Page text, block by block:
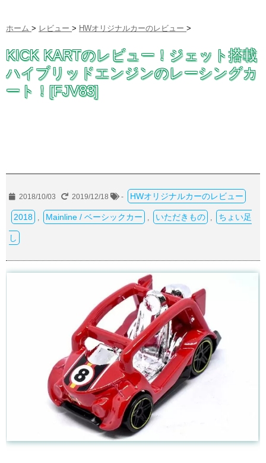
ホーム > レビュー > HWオリジナルカーのレビュー >
KICK KARTのレビュー！ジェット搭載
ハイブリッドエンジンのレーシングカ
ート！[FJV83]
2018/10/03 2019/12/18 - HWオリジナルカーのレビュー
2018 Mainline / ベーシックカー いただきもの ちょい足
し